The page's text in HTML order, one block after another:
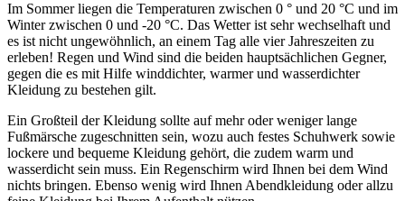
Im Sommer liegen die Temperaturen zwischen 0 ° und 20 °C und im
Winter zwischen 0 und -20 °C. Das Wetter ist sehr wechselhaft und
es ist nicht ungewöhnlich, an einem Tag alle vier Jahreszeiten zu
erleben! Regen und Wind sind die beiden hauptsächlichen Gegner,
gegen die es mit Hilfe winddichter, warmer und wasserdichter
Kleidung zu bestehen gilt.
Ein Großteil der Kleidung sollte auf mehr oder weniger lange
Fußmärsche zugeschnitten sein, wozu auch festes Schuhwerk sowie
lockere und bequeme Kleidung gehört, die zudem warm und
wasserdicht sein muss. Ein Regenschirm wird Ihnen bei dem Wind
nichts bringen. Ebenso wenig wird Ihnen Abendkleidung oder allzu